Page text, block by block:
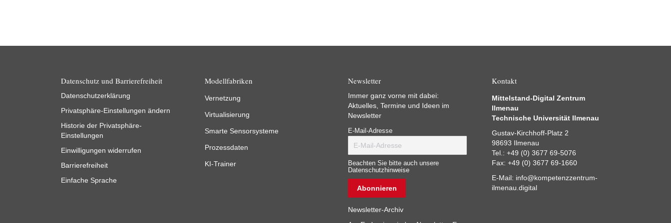
Datenschutz und Barrierefreiheit
Datenschutzerklärung
Privatsphäre-Einstellungen ändern
Historie der Privatsphäre-
Einstellungen
Einwilligungen widerrufen
Barrierefreiheit
Einfache Sprache
Modellfabriken
Vernetzung
Virtualisierung
Smarte Sensorsysteme
Prozessdaten
KI-Trainer
Newsletter
Immer ganz vorne mit dabei:
Aktuelles, Termine und Ideen im
Newsletter
E-Mail-Adresse
Beachten Sie bitte auch unsere
Datenschutzhinweise
Newsletter-Archiv
Kontakt
Mittelstand-Digital Zentrum
Ilmenau
Technische Universität Ilmenau
Gustav-Kirchhoff-Platz 2
98693 Ilmenau
Tel.: +49 (0) 3677 69-5076
Fax: +49 (0) 3677 69-1660
E-Mail: info@kompetenzzentrum-
ilmenau.digital